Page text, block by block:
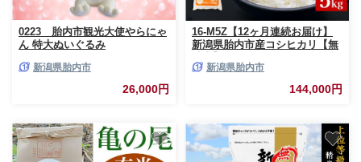
0223 胎内市観光大使やらにゃ
ん 特大ぬいぐるみ
新潟県胎内市
26,000円
16-M5Z【12ヶ月連続お届け】
新潟県胎内市産コシヒカリ【無
新潟県胎内市
144,000円